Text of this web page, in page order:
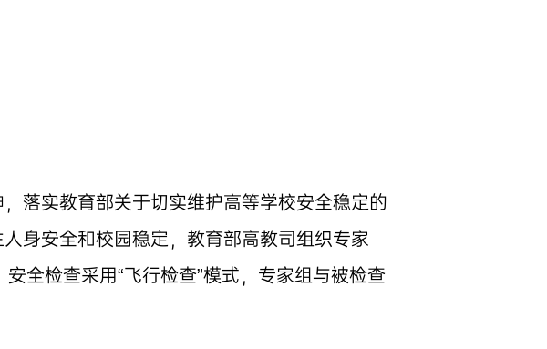
落实教育部关于切实维护高等学校安全稳定的
身安全和校园稳定，教育部高教司组织专家
全检查采用“飞行检查”模式，专家组与被检查